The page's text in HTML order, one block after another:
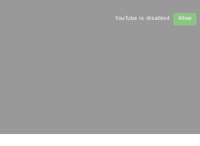
YouTube is disabled. Allow